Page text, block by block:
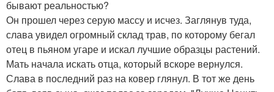
бывают реальностью?
Он прошел через серую массу и исчез. Заглянув туда,
слава увидел огромный склад трав, по которому бегал
отец в пьяном угаре и искал лучшие образцы растений.
Мать начала искать отца, который вскоре вернулся.
Слава в последний раз на ковер глянул. В тот же день